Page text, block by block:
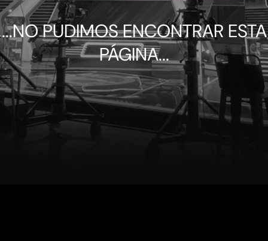
...NO PUDIMOS ENCONTRAR ESTA
PÁGINA...